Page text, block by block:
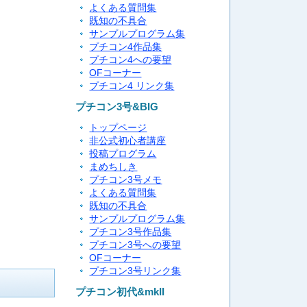
よくある質問集
既知の不具合
サンプルプログラム集
プチコン4作品集
プチコン4への要望
OFコーナー
プチコン4 リンク集
プチコン3号&BIG
トップページ
非公式初心者講座
投稿プログラム
まめちしき
プチコン3号メモ
よくある質問集
既知の不具合
サンプルプログラム集
プチコン3号作品集
プチコン3号への要望
OFコーナー
プチコン3号リンク集
プチコン初代&mkII